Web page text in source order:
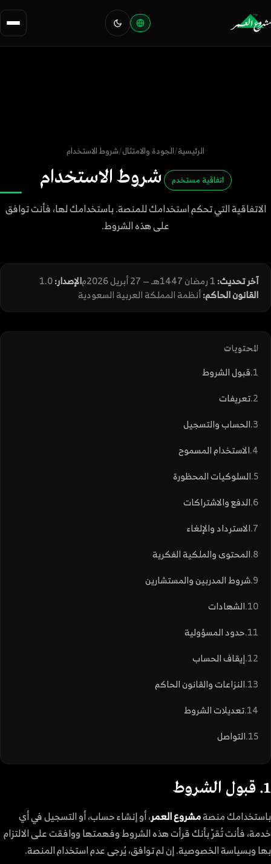
الرئيسية/الجودة والامتثال/شروط الاستخدام
اتفاقية مستخدم شروط الاستخدام
الاتفاقية التي تحكم استخدامك للمنصة. باستخدامك لها، فأنت توافق
على هذه الشروط.
آخر تحديث: الإصدار:
القانون الحاكم:أنظمة المملكة العربية السعودية
المحتويات
قبول الشروط
تعريفات
الحساب والتسجيل
الاستخدام المسموح
السلوكيات المحظورة
الدفع والاشتراكات
الاسترداد والإلغاء
المحتوى والملكية الفكرية
شروط المدربين والمستشارين
الشهادات
حدود المسؤولية
إيقاف الحساب
النزاعات والقانون الحاكم
تعديلات الشروط
التواصل
1. قبول الشروط
باستخدامك منصةمشروع العمر، أو إنشاء حساب، أو التسجيل في أي
خدمة، فأنت تُقرّ بأنك قرأت هذه الشروط وفهمتها ووافقت على الالتزام
بها وبسياسة الخصوصية. إن لم توافق، يُرجى عدم استخدام المنصة.